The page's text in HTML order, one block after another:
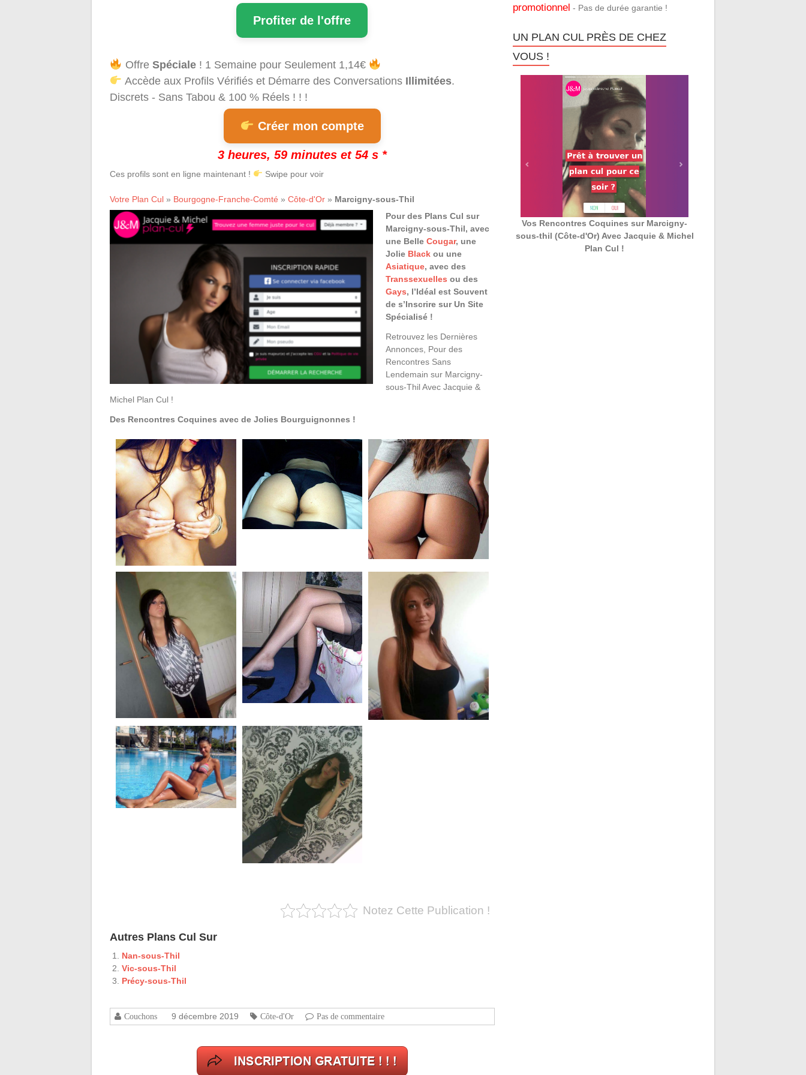
Profiter de l'offre
Offre Spéciale! 1 Semaine pour Seulement 1,14€
Accède aux Profils Vérifiés et Démarre des Conversations Illimitées.
Discrets - Sans Tabou & 100 % Réels ! ! !
Créer mon compte
3 heures, 59 minutes et 53 s *
Ces profils sont en ligne maintenant ! Swipe pour voir
Votre Plan Cul » Bourgogne-Franche-Comté » Côte-d'Or » Marcigny-sous-Thil
Pour des Plans Cul sur
Marcigny-sous-Thil, avec
une Belle Cougar, une
Jolie Black ou une
Asiatique, avec des
Transsexuelles ou des
Gays, l’Idéal est Souvent
de s’Inscrire sur Un Site
Spécialisé !
Retrouvez les Dernières
Annonces, Pour des
Rencontres Sans
Lendemain sur Marcigny-
sous-Thil Avec Jacquie &
Michel Plan Cul !
Des Rencontres Coquines avec de Jolies Bourguignonnes !
Notez Cette Publication !
Autres Plans Cul Sur
Nan-sous-Thil
Vic-sous-Thil
Précy-sous-Thil
Couchons 9 décembre 2019 Côte-d'Or Pas de commentaire
promotionnel - Pas de durée garantie !
UN PLAN CUL PRÈS DE CHEZ
VOUS !
Vos Rencontres Coquines sur Marcigny-
sous-thil (Côte-d'Or) Avec Jacquie & Michel
Plan Cul !